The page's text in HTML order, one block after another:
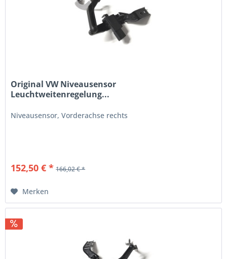
Original VW Niveausensor
Leuchtweitenregelung...
Niveausensor, Vorderachse rechts
152,50 € * 166,02 € *
Merken